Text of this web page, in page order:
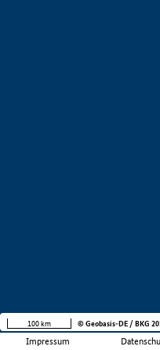
Impressum
100 km © Geobasis-DE / BKG